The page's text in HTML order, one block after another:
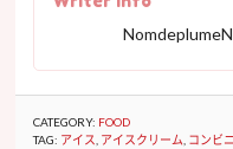
CATEGORY: FOOD
TAG: アイス アイスクリーム コンビ